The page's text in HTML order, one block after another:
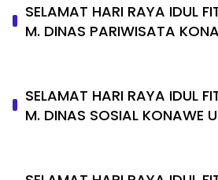
SELAMAT HARI RAYA IDUL
M. DINAS PARIWISATA
SELAMAT HARI RAYA IDUL
M. DINAS SOSIAL KONAWE